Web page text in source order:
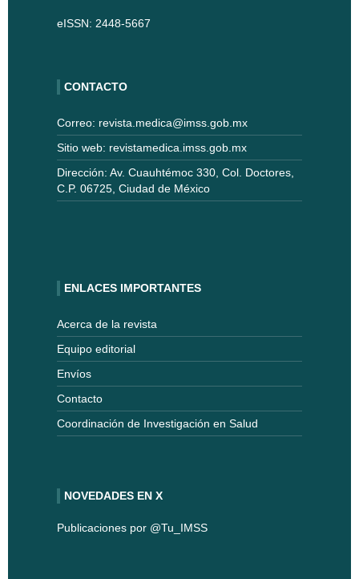
eISSN: 2448-5667
CONTACTO
Correo: revista.medica@imss.gob.mx
Sitio web: revistamedica.imss.gob.mx
Dirección: Av. Cuauhtémoc 330, Col. Doctores,
C.P. 06725, Ciudad de México
ENLACES IMPORTANTES
Acerca de la revista
Equipo editorial
Envíos
Contacto
Coordinación de Investigación en Salud
NOVEDADES EN X
Publicaciones por @Tu_IMSS